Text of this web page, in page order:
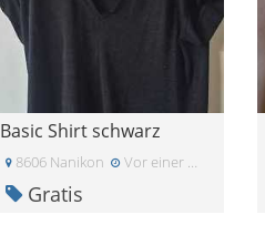
Basic Shirt schwarz
8606 Nanikon Vor einer Woche
Gratis